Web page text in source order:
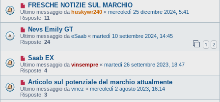
FRESCHE NOTIZIE SUL MARCHIO
Ultimo messaggio da huskywr240 « mercoledì 25 dicembre 2024, 5:41
Risposte: 11
Nevs Emily GT
Ultimo messaggio da eSaab « martedì 10 settembre 2024, 14:45
Risposte: 24 1 2
Saab EX
Ultimo messaggio da vinsempre « martedì 26 settembre 2023, 18:47
Risposte: 4
Articolo sul potenziale del marchio attualmente
Ultimo messaggio da vincz « mercoledì 2 agosto 2023, 16:14
Risposte: 3